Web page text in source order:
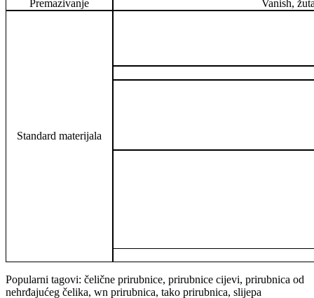
Premazivanje
Vanish,
Standard materijala
Popularni tagovi: čelične prirubnice, prirubnice cijevi, prirubnica od
nehrđajućeg čelika, wn prirubnica, tako prirubnica, slijepa